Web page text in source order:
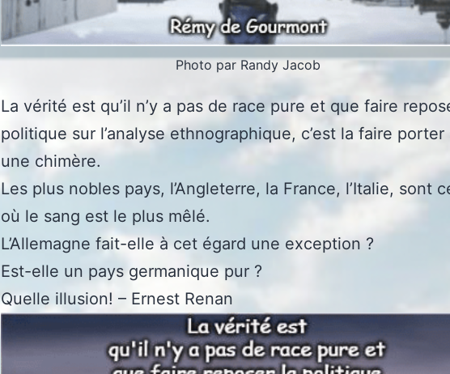
Photo par Randy Jacob
La vérité est qu’il n’y a pas de race pure et que faire
politique sur l’analyse ethnographique, c’est la faire porter
une chimère.
Les plus nobles pays, l’Angleterre, la France, l’Italie, sont
où le sang est le plus mêlé.
L’Allemagne fait-elle à cet égard une exception ?
Est-elle un pays germanique pur ?
Quelle illusion! – Ernest Renan